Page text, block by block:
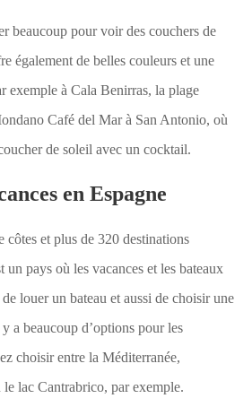
beaucoup pour voir des couchers de
également de belles couleurs et une
exemple à Cala Benirras, la plage
Café del Mar à San Antonio, où
de soleil avec un cocktail.
en Espagne
et plus de 320 destinations
un pays où les vacances et les bateaux
louer un bateau et aussi de choisir une
a beaucoup d’options pour les
choisir entre la Méditerranée,
lac Cantrabrico, par exemple.